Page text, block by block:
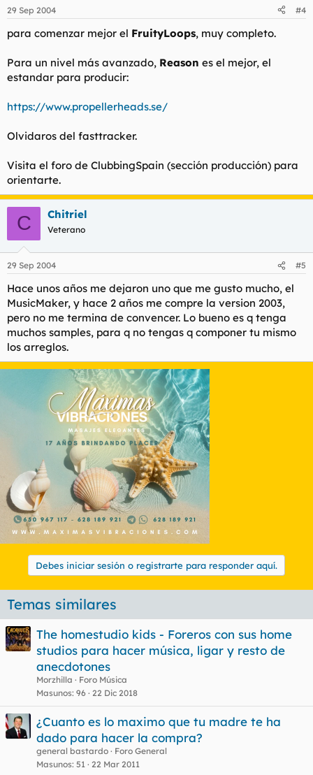
29 Sep 2004 #4
para comenzar mejor el FruityLoops, muy completo.
Para un nivel más avanzado, Reason es el mejor, el
estandar para producir:
https://www.propellerheads.se/
Olvidaros del fasttracker.
Visita el foro de ClubbingSpain (sección producción) para
orientarte.
C Chitriel
Veterano
29 Sep 2004 #5
Hace unos años me dejaron uno que me gusto mucho, el
MusicMaker, y hace 2 años me compre la version 2003,
pero no me termina de convencer. Lo bueno es q tenga
muchos samples, para q no tengas q componer tu mismo
los arreglos.
Debes iniciar sesión o registrarte para responder aquí.
Temas similares
The homestudio kids - Foreros con sus home
studios para hacer música, ligar y resto de
anecdotones
Morzhilla
Foro Música
Masunos 96 22 Dic 2018
¿Cuanto es lo maximo que tu madre te ha
dado para hacer la compra?
general bastardo
Foro General
Masunos 51 22 Mar 2011